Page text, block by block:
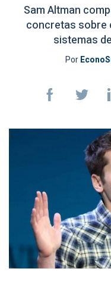
Sam Altman
concretas sobre
sistemas
Por